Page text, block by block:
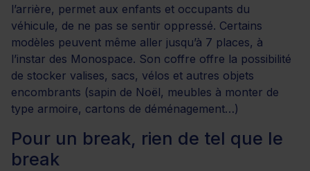
l’arrière, permet aux enfants et occupants du
véhicule, de ne pas se sentir oppressé. Certains
modèles peuvent même aller jusqu’à 7 places, à
l’instar des Monospace. Son coffre offre la possibilité
de stocker valises, sacs, vélos et autres objets
encombrants (sapin de Noël, meubles à monter de
type armoire, cartons de déménagement…)
Pour un break, rien de tel que le
break